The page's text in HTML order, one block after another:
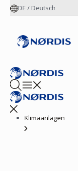
DE / Deutsch
Klimaanlagen